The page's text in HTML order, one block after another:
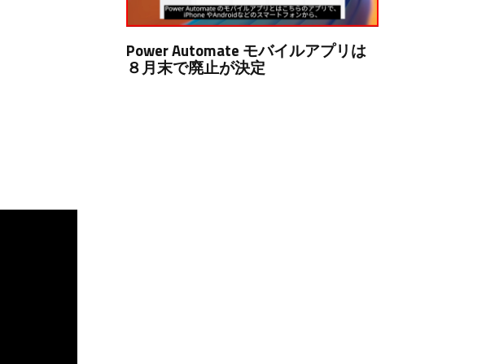
Power Automate モバイルアプリは
８月末で廃止が決定